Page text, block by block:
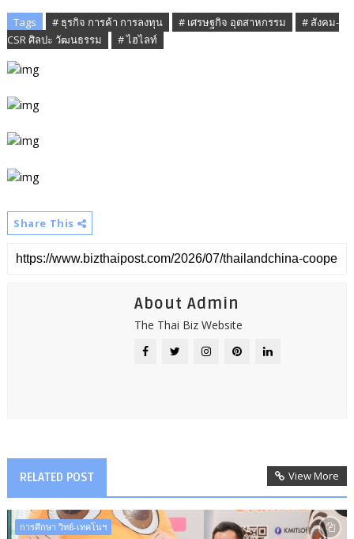
Tags # ธุรกิจ การค้า การลงทุน # เศรษฐกิจ อุตสาหกรรม
# สังคม-
CSR ศิลปะ วัฒนธรรม
# ไฮไลท์​
Share This
About Admin
The Thai Biz Website
RELATED POST View More
การศึกษา วิทย์-เทคโนฯ